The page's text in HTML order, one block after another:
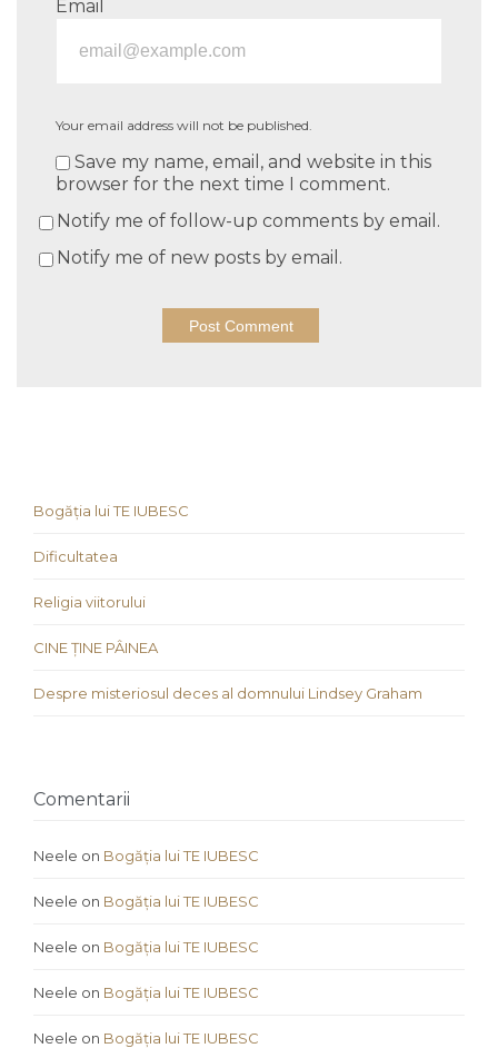
Email
Your email address will not be published.
Save my name, email, and website in this
browser for the next time I comment.
Notify me of follow-up comments by email.
Notify me of new posts by email.
Bogăția lui TE IUBESC
Dificultatea
Religia viitorului
CINE ȚINE PÂINEA
Despre misteriosul deces al domnului Lindsey Graham
Comentarii
Neele on Bogăția lui TE IUBESC
Neele on Bogăția lui TE IUBESC
Neele on Bogăția lui TE IUBESC
Neele on Bogăția lui TE IUBESC
Neele on Bogăția lui TE IUBESC